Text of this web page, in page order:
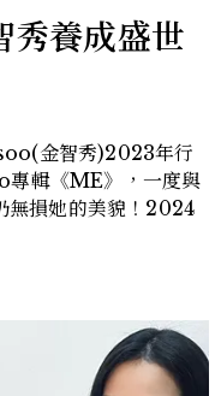
養成盛世
金智秀)2023年行
專輯《ME》，一度與
無損她的美貌！2024